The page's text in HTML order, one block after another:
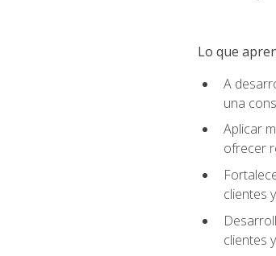
Lo que
A
una
Aplicar
ofrecer
clientes
clientes